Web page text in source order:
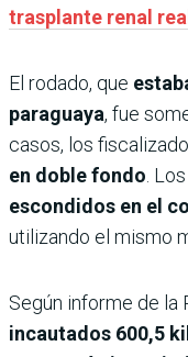
trasplante renal
El rodado, que
paraguaya, fue
casos, los
en doble fondo.
escondidos en el
utilizando el mismo
Según informe de la
incautados 600,5